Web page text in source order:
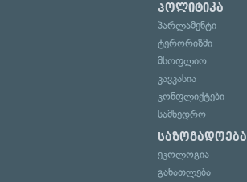
პოლიტიკა
პარლამენტი
ტერორიზმი
მსოფლიო
კავკასია
კონფლიქტები
სამხედრო
საზოგადოება
ეკოლოგია
განათლება